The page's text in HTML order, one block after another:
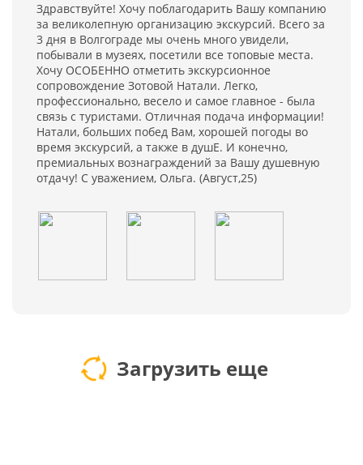
Здравствуйте! Хочу поблагодарить Вашу компанию
за великолепную организацию экскурсий. Всего за
3 дня в Волгограде мы очень много увидели,
побывали в музеях, посетили все топовые места.
Хочу ОСОБЕННО отметить экскурсионное
сопровождение Зотовой Натали. Легко,
профессионально, весело и самое главное - была
связь с туристами. Отличная подача информации!
Натали, больших побед Вам, хорошей погоды во
время экскурсий, а также в душЕ. И конечно,
премиальных вознаграждений за Вашу душевную
отдачу! С уважением, Ольга. (Август,25)
Загрузить еще